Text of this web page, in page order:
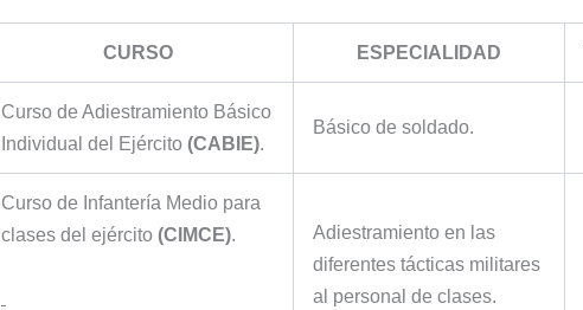
CURSO ESPECIALIDAD
Curso de Adiestramiento Básico
Individual del Ejército (CABIE).
Básico de soldado.
Curso de Infantería Medio para
clases del ejército (CIMCE).
Adiestramiento en las
diferentes tácticas militares
al personal de clases.